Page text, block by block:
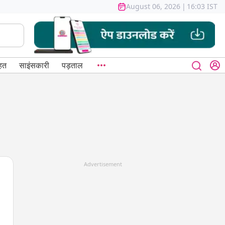
August 06, 2026 | 16:03 IST
साइंसकारी पड़ताल
Advertisement